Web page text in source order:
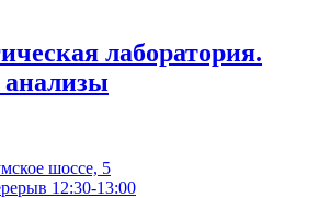
лаборатория.
анализы
шоссе, 5
12:30-13:00